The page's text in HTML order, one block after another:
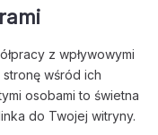
ami
z wpływowymi
wśród ich
osobami to świetna
do Twojej witryny.